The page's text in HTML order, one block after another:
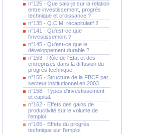
n°125 - Que sais-je sur la relation
entre investissement, progrès
technique et croissance ?
n°135 - Q.C.M. récapitulatif 2
n°141 - Qu'est-ce que
l'investissement ?
n°145 - Qu'est-ce que le
développement durable ?
n°153 - Rôle de l'Etat et des
entreprises dans la diffusion du
progrès technique.
n°155 - Structure de la FBCF par
secteur institutionnel en 2003.
n°158 - Types d'investissement
et capital.
n°162 - Effets des gains de
productivité sur le volume de
l'emploi
n°165 - Effets du progrès
technique sur l'emploi.